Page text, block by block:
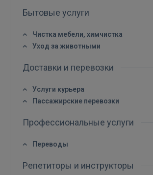
Бытовые услуги
Чистка мебели, химчистка
Уход за животными
Доставки и перевозки
Услуги курьера
Пассажирские перевозки
Профессиональные услуги
Переводы
Репетиторы и инструкторы